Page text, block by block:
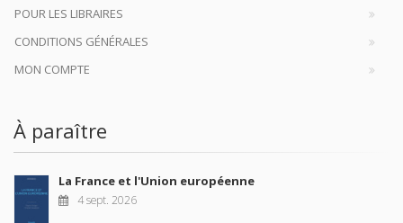
POUR LES LIBRAIRES
CONDITIONS GÉNÉRALES
MON COMPTE
À paraître
La France et l'Union européenne
4 sept. 2026